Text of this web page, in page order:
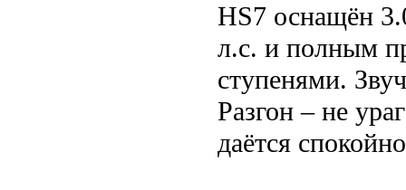
HS7 оснащён
л.с. и полным
ступенями.
Разгон – не
даётся